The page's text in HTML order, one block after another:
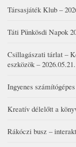
Társasjáték Klub –
Táti Pünkösdi Napok
Csillagászati tárlat –
eszközök –
Ingyenes
Kreatív délelőtt a
Rákóczi busz –